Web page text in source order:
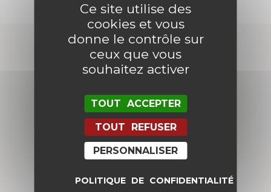
Produits similaires
Promo ! Promo !
Ce site utilise des
cookies et vous
donne le contrôle sur
ceux que vous
souhaitez activer
TOUT ACCEPTER
TOUT REFUSER
PERSONNALISER
POLITIQUE DE CONFIDENTIALITÉ